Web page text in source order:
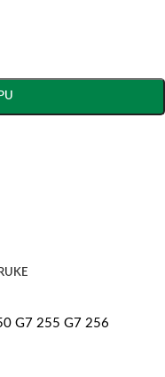
G7 255 G7 256